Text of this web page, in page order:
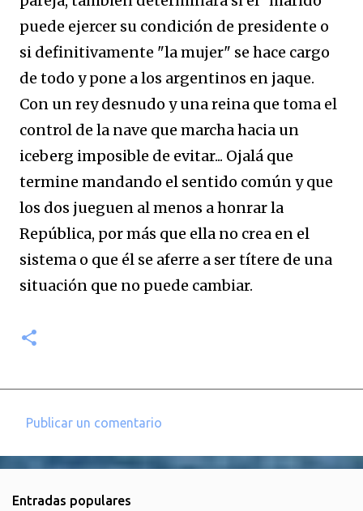
puede ejercer su condición de presidente o
si definitivamente "la mujer" se hace cargo
de todo y pone a los argentinos en jaque.
Con un rey desnudo y una reina que toma el
control de la nave que marcha hacia un
iceberg imposible de evitar... Ojalá que
termine mandando el sentido común y que
los dos jueguen al menos a honrar la
República, por más que ella no crea en el
sistema o que él se aferre a ser títere de una
situación que no puede cambiar.
Publicar un comentario
Entradas populares